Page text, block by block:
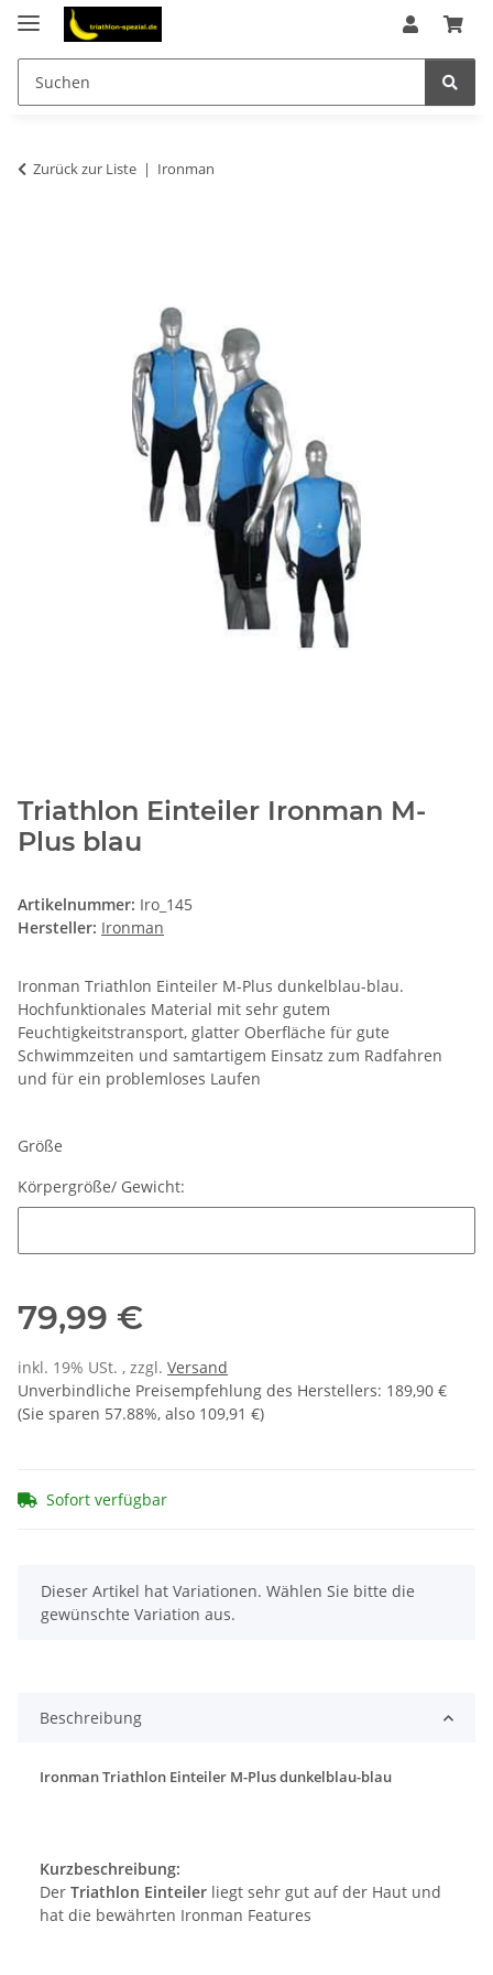
Zurück zur Liste Ironman
Triathlon Einteiler Ironman M-
Plus blau
Artikelnummer: Iro_145
Hersteller: Ironman
Ironman Triathlon Einteiler M-Plus dunkelblau-blau.
Hochfunktionales Material mit sehr gutem
Feuchtigkeitstransport, glatter Oberfläche für gute
Schwimmzeiten und samtartigem Einsatz zum Radfahren
und für ein problemloses Laufen
Größe
Körpergröße/ Gewicht:
79,99 €
inkl. 19% USt. , zzgl. Versand
Unverbindliche Preisempfehlung des Herstellers: 189,90 €
(Sie sparen 57.88%, also 109,91 €)
Sofort verfügbar
x
Dieser Artikel hat Variationen. Wählen Sie bitte die
gewünschte Variation aus.
Beschreibung
Ironman Triathlon Einteiler M-Plus dunkelblau-blau
Kurzbeschreibung:
Der Triathlon Einteiler liegt sehr gut auf der Haut und
hat die bewährten Ironman Features